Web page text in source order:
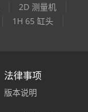
2D 测量机
1H 65 缸头
法律事项
版本说明